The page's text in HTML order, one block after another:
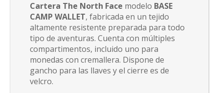
Cartera The North Face modelo BASE
CAMP WALLET, fabricada en un tejido
altamente resistente preparada para todo
tipo de aventuras. Cuenta con múltiples
compartimentos, incluido uno para
monedas con cremallera. Dispone de
gancho para las llaves y el cierre es de
velcro.